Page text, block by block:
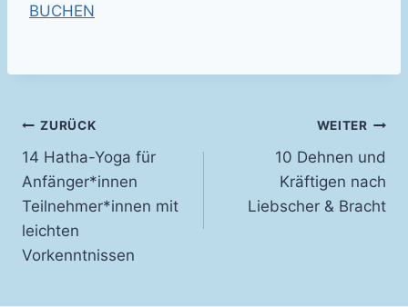
BUCHEN
Beitragsnavigation
ZURÜCK
14 Hatha-Yoga für
Anfänger*innen
Teilnehmer*innen mit
leichten
Vorkenntnissen
WEITER
10 Dehnen und
Kräftigen nach
Liebscher & Bracht